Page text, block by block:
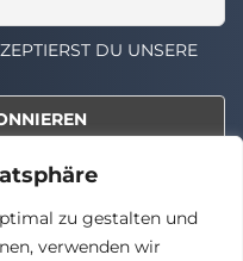
zu gestalten und
verwenden wir
DU UNSERE
show.